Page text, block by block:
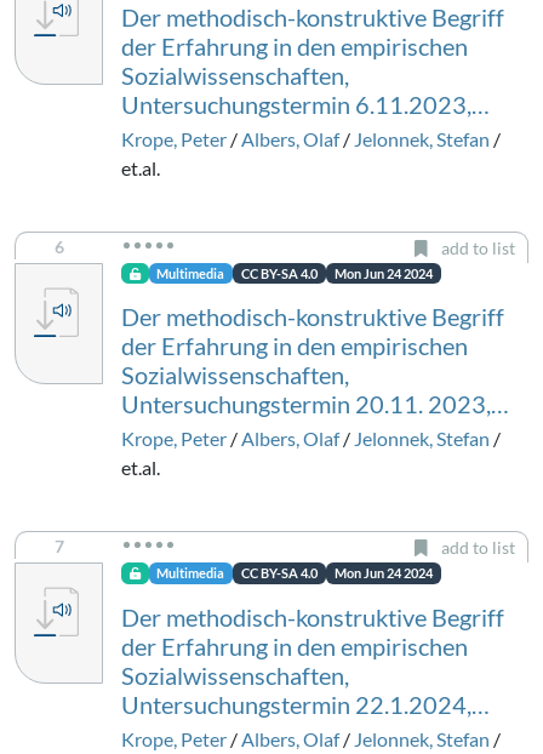
Der methodisch-konstruktive Begriff
der Erfahrung in den empirischen
Sozialwissenschaften,
Untersuchungstermin 6.11.2023,…
Krope, Peter /Albers, Olaf/ Jelonnek, Stefan /
et.al.
6 add to list
Multimedia CC BY-SA 4.0 Mon Jun 24 2024
Der methodisch-konstruktive Begriff
der Erfahrung in den empirischen
Sozialwissenschaften,
Untersuchungstermin 20.11. 2023,…
Krope, Peter /Albers, Olaf/ Jelonnek, Stefan /
et.al.
7 add to list
Multimedia CC BY-SA 4.0 Mon Jun 24 2024
Der methodisch-konstruktive Begriff
der Erfahrung in den empirischen
Sozialwissenschaften,
Untersuchungstermin 22.1.2024,…
Krope, Peter / Albers, Olaf/ Jelonnek, Stefan /